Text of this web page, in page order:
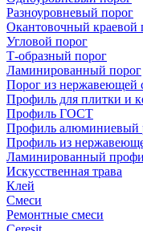
Разноуровневый порог
Окантовочный краевой
Угловой порог
Т-образный порог
Ламинированный порог
Порог из нержавеющей
Профиль для плитки и
Профиль ГОСТ
Профиль алюминиевый
Профиль из
Ламинированный
Искусственная трава
Клей
Смеси
Ремонтные смеси